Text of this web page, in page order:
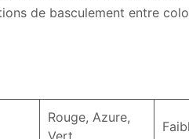
de basculement entre
Rouge, Azure,
Vert